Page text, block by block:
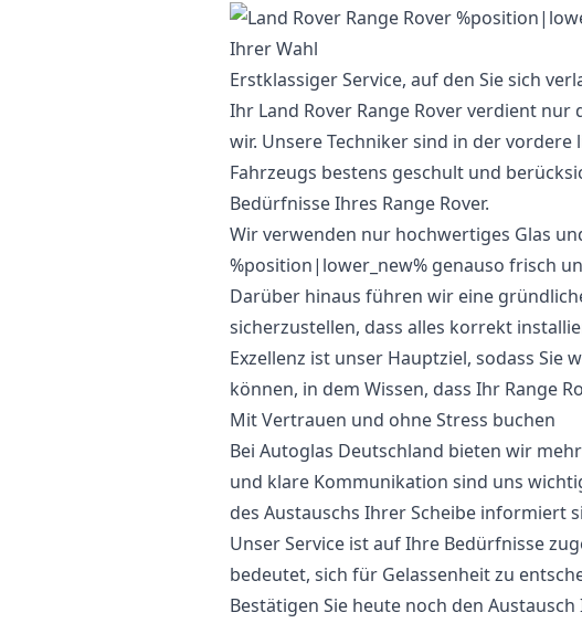
Erstklassiger Service, auf den Sie sich
Ihr Land Rover Range Rover verdient nur
wir. Unsere Techniker sind in der
Fahrzeugs bestens geschult und
Bedürfnisse Ihres Range Rover.
Wir verwenden nur hochwertiges Glas
%position|lower_new% genauso frisch
Darüber hinaus führen wir eine
sicherzustellen, dass alles korrekt
Exzellenz ist unser Hauptziel, sodass Sie
können, in dem Wissen, dass Ihr Range
Mit Vertrauen und ohne Stress buchen
Bei Autoglas Deutschland bieten wir
und klare Kommunikation sind uns
des Austauschs Ihrer Scheibe informiert
Unser Service ist auf Ihre Bedürfnisse
bedeutet, sich für Gelassenheit zu
Bestätigen Sie heute noch den